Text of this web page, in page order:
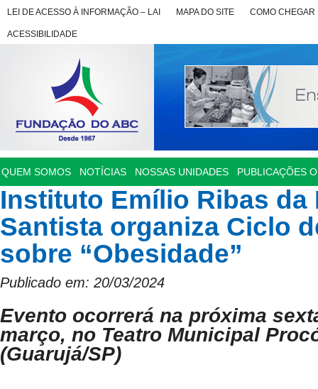
LEI DE ACESSO À INFORMAÇÃO – LAI MAPA DO SITE COMO CHEGAR
ACESSIBILIDADE
QUEM SOMOS NOTÍCIAS NOSSAS UNIDADES PUBLICAÇÕES
Instituto Emílio Ribas da
Santista organiza Ciclo
sobre “Obesidade”
Publicado em: 20/03/2024
Evento ocorrerá na próxima
março, no Teatro Municipal
(Guarujá/SP)